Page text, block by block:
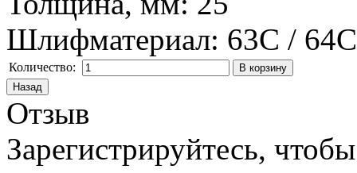
Шлифматериал: 63C / 64C
Количество:
Отзыв
Зарегистрируйтесь,